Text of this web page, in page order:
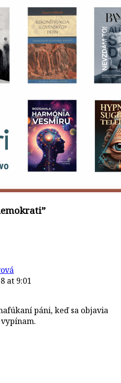
”
at 9:01
páni, keď sa objavia